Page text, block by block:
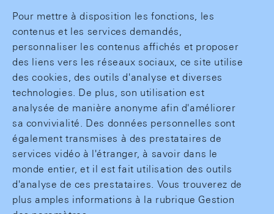
Pour mettre à disposition les fonctions, les
contenus et les services demandés,
personnaliser les contenus affichés et proposer
des liens vers les réseaux sociaux, ce site utilise
des cookies, des outils d'analyse et diverses
technologies. De plus, son utilisation est
analysée de manière anonyme afin d'améliorer
sa convivialité. Des données personnelles sont
également transmises à des prestataires de
services vidéo à l'étranger, à savoir dans le
monde entier, et il est fait utilisation des outils
d'analyse de ces prestataires. Vous trouverez de
plus amples informations à la rubrique Gestion